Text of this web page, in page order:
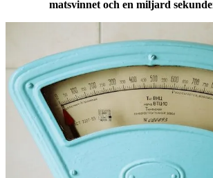
matsvinnet och en miljard